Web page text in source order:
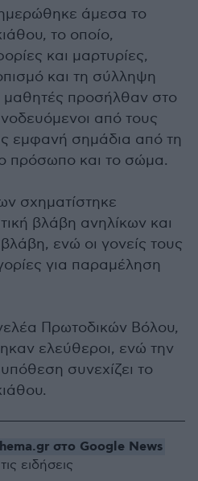
άμεσα το
το οποίο,
και μαρτυρίες,
και τη σύλληψη
μαθητές προσήλθαν στο
από τους
εμφανή σημάδια από τη
πρόσωπο και το σώμα.
σχηματίστηκε
βλάβη ανηλίκων και
ενώ οι γονείς τους
για παραμέληση
Πρωτοδικών Βόλου,
ελεύθεροι, ενώ την
συνεχίζει το
στο Google News
ειδήσεις